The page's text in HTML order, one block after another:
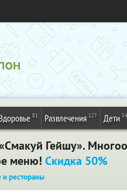
81 Развлечения 127 Дети 54
Гейшу».
меню! Скидка 50%
и рестораны